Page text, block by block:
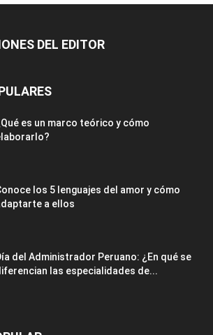
DEL EDITOR
es un marco teórico y cómo
los 5 lenguajes del amor y cómo
a ellos
del Administrador Peruano: ¿En qué se
las especialidades de...